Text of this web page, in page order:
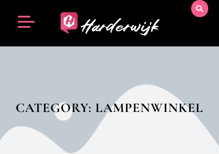
CATEGORY: LAMPENWINKEL